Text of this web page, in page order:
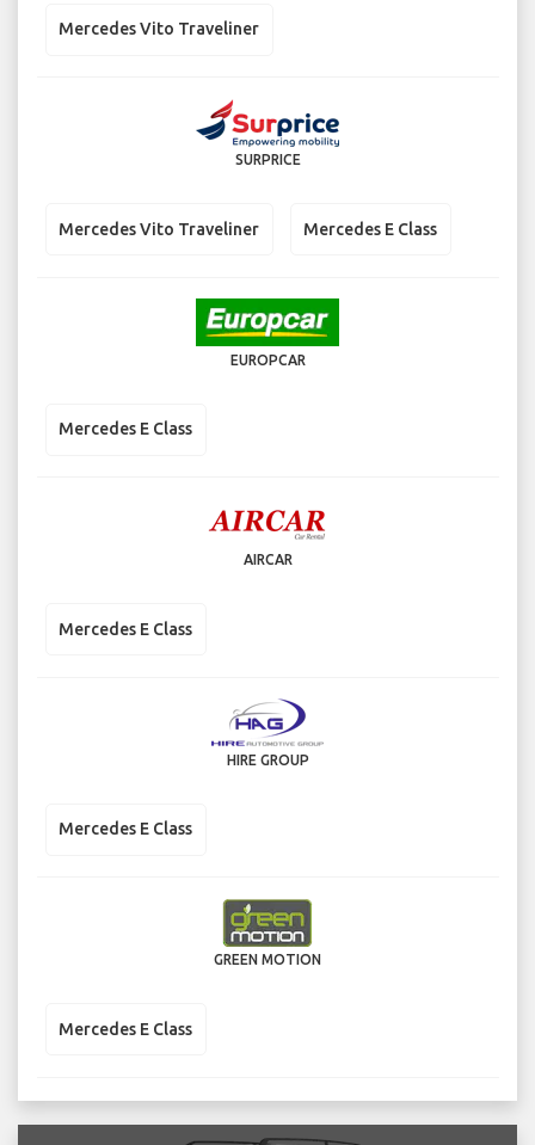
Mercedes Vito Traveliner
SURPRICE
Mercedes Vito Traveliner Mercedes E Class
EUROPCAR
Mercedes E Class
AIRCAR
Mercedes E Class
HIRE GROUP
Mercedes E Class
GREEN MOTION
Mercedes E Class